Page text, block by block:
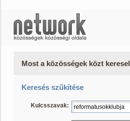
Most a közösségek közt
Keresés szűkítése
Kulcsszavak: